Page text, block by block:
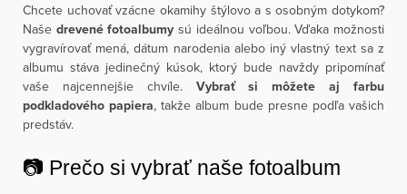
Chcete uchovať vzácne okamihy štýlovo a s osobným dotykom?
Naše drevené fotoalbumy sú ideálnou voľbou. Vďaka možnosti
vygravírovať mená, dátum narodenia alebo iný vlastný text sa z
albumu stáva jedinečný kúsok, ktorý bude navždy pripomínať
vaše najcennejšie chvíle. Vybrať si môžete aj farbu
podkladového papiera, takže album bude presne podľa vašich
predstáv.
📷 Prečo si vybrať naše fotoalbum